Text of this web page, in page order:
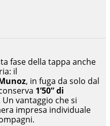
fase della tappa anche
il
, in fuga da solo dal
1’50” di
Un vantaggio che si
impresa individuale